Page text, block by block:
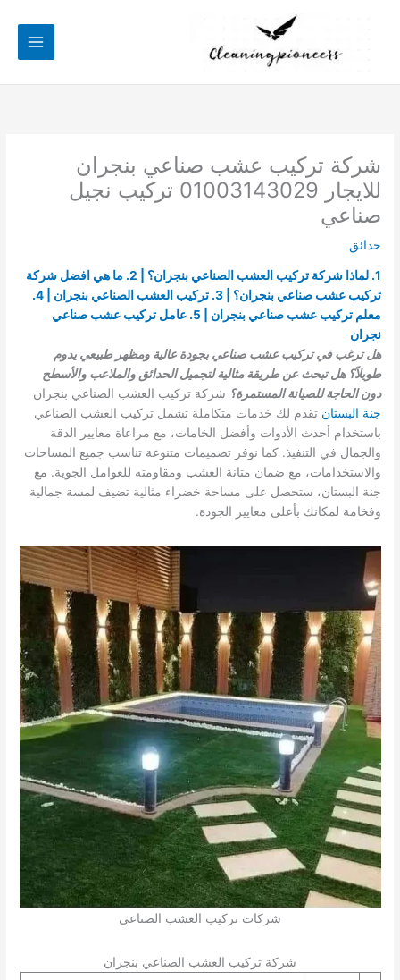
شركة تركيب عشب صناعي بنجران
للايجار 01003143029 تركيب نجيل
صناعي
حدائق
1. لماذا شركة تركيب العشب الصناعي بنجران؟ | 2. ما هي افضل شركة
تركيب عشب صناعي بنجران؟ | 3. تركيب العشب الصناعي بنجران | 4.
معلم تركيب عشب صناعي بنجران | 5. عامل تركيب عشب صناعي
نجران
هل ترغب في تركيب عشب صناعي بجودة عالية ومظهر طبيعي يدوم
طويلاً؟ هل تبحث عن طريقة مثالية لتجميل الحدائق والملاعب والأسطح
دون الحاجة للصيانة المستمرة؟ شركة تركيب العشب الصناعي بنجران
جنة البستان تقدم لك خدمات متكاملة تشمل تركيب العشب الصناعي
باستخدام أحدث الأدوات وأفضل الخامات، مع مراعاة معايير الدقة
والجمال في التنفيذ. كما نوفر تصميمات متنوعة تناسب جميع المساحات
والاستخدامات، مع ضمان متانة العشب ومقاومته للعوامل الجوية. مع
جنة البستان، ستحصل على مساحة خضراء مثالية تضيف لمسة جمالية
وفخامة لمكانك بأعلى معايير الجودة.
شركات تركيب العشب الصناعي
شركة تركيب العشب الصناعي بنجران